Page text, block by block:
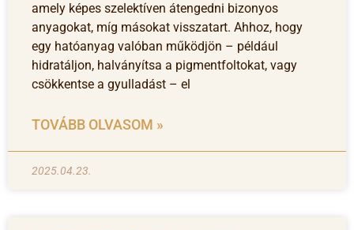
amely képes szelektíven átengedni bizonyos
anyagokat, míg másokat visszatart. Ahhoz, hogy
egy hatóanyag valóban működjön – például
hidratáljon, halványítsa a pigmentfoltokat, vagy
csökkentse a gyulladást – el
TOVÁBB OLVASOM »
2025.04.23.